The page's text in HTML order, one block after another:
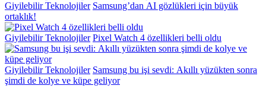
Giyilebilir Teknolojiler Samsung’dan AI gözlükleri için büyük
ortaklık!
Giyilebilir Teknolojiler Pixel Watch 4 özellikleri belli oldu
Giyilebilir Teknolojiler Samsung bu işi sevdi: Akıllı yüzükten sonra
şimdi de kolye ve küpe geliyor